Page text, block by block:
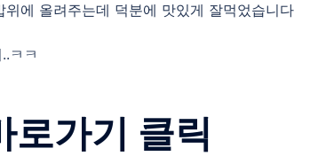
에 올려주는데 덕분에 맛있게 잘먹었습니다
ㅋㅋ
로가기 클릭